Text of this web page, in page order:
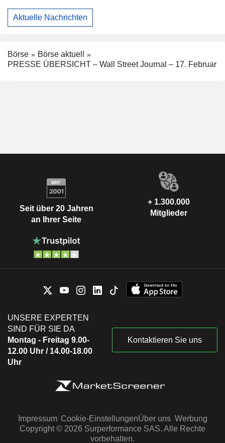
Aktuelle Nachrichten
Börse
Börse aktuell
PRESSE ÜBERSICHT – Wall Street Journal – 17. Februar
Seit über 20 Jahren
an Ihrer Seite
+ 1.300.000
Mitglieder
UNSERE EXPERTEN
SIND FÜR SIE DA
Montag - Freitag 9.00-
12.00 Uhr / 14.00-18.00
Uhr
Kontaktieren Sie uns
Impressum Cookie-EinstellungenÜber uns Werbung
Copyright © 2026 Surperformance SAS. Alle Rechte
vorbehalten.